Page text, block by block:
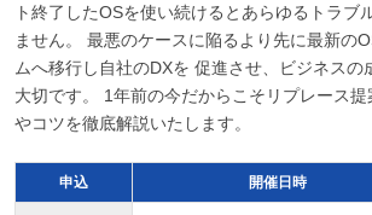
ト終了したOSを使い続けるとあらゆるトラブ
ません。 最悪のケースに陥るより先に最新の
ムへ移行し自社のDXを 促進させ、ビジネスの
大切です。 1年前の今だからこそリプレース
やコツを徹底解説いたします。
申込 開催日時